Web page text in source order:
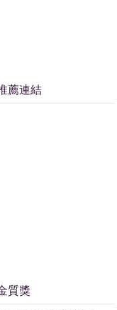
薦連結
質獎